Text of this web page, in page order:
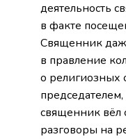
деятельность
в факте
Священник
в правление
о религиозных
священник вёл
разговоры на